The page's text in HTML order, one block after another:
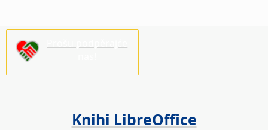
Knihi LibreOffice